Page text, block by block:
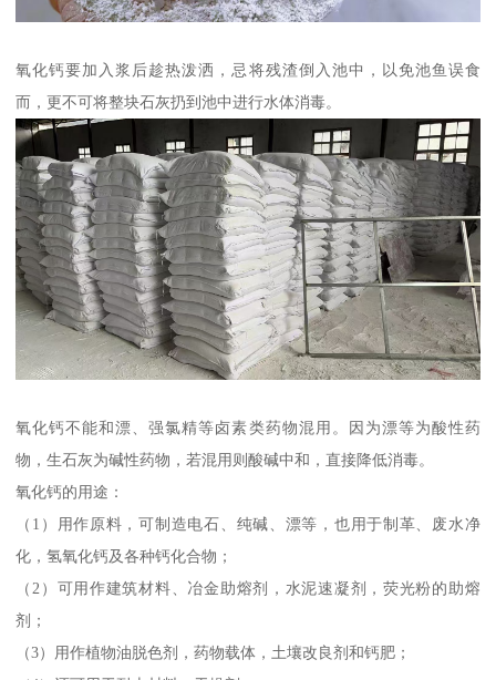
氧化钙要加入浆后趁热泼洒，忌将残渣倒入池中，以免池鱼误食
而，更不可将整块石灰扔到池中进行水体消毒。
氧化钙不能和漂、强氯精等卤素类药物混用。因为漂等为酸性药
物，生石灰为碱性药物，若混用则酸碱中和，直接降低消毒。
氧化钙的用途：
（1）用作原料，可制造电石、纯碱、漂等，也用于制革、废水净
化，氢氧化钙及各种钙化合物；
（2）可用作建筑材料、冶金助熔剂，水泥速凝剂，荧光粉的助熔
剂；
（3）用作植物油脱色剂，药物载体，土壤改良剂和钙肥；